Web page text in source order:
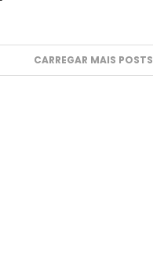
CARREGAR MAIS POSTS